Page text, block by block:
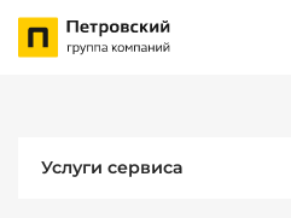
Услуги сервиса